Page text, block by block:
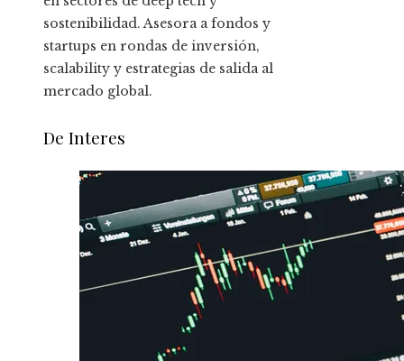
sostenibilidad. Asesora a fondos y
startups en rondas de inversión,
scalability y estrategias de salida al
mercado global.
De Interes